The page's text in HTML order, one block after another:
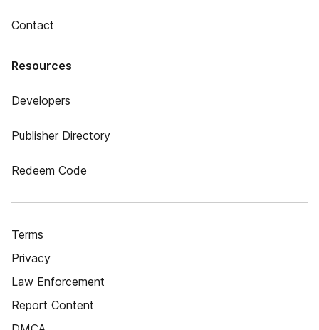
Contact
Resources
Developers
Publisher Directory
Redeem Code
Terms
Privacy
Law Enforcement
Report Content